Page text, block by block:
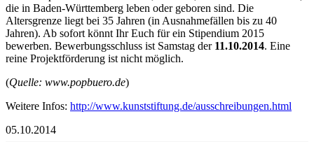
die in Baden-Württemberg leben oder geboren sind. Die
Altersgrenze liegt bei 35 Jahren (in Ausnahmefällen bis zu 40
Jahren). Ab sofort könnt Ihr Euch für ein Stipendium 2015
bewerben. Bewerbungsschluss ist Samstag der 11.10.2014. Eine
reine Projektförderung ist nicht möglich.
(Quelle: www.popbuero.de)
Weitere Infos: http://www.kunststiftung.de/ausschreibungen.html
05.10.2014